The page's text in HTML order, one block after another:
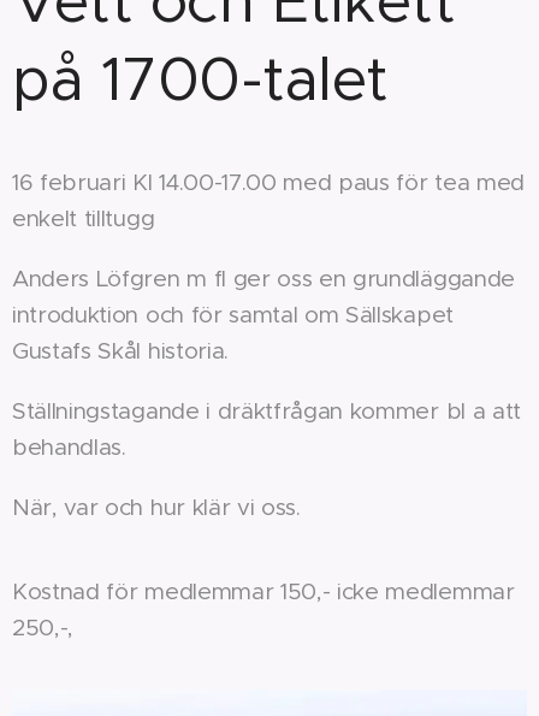
på 1700-talet
16 februari Kl 14.00-17.00 med paus för tea med
enkelt tilltugg
Anders Löfgren m fl ger oss en grundläggande
introduktion och för samtal om Sällskapet
Gustafs Skål historia.
Ställningstagande i dräktfrågan kommer bl a att
behandlas.
När, var och hur klär vi oss.
Kostnad för medlemmar 150,- icke medlemmar
250,-,